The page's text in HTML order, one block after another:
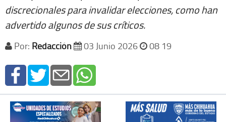
discrecionales para invalidar elecciones, como han
advertido algunos de sus críticos.
Por: Redacción 03 Junio 2026 08 19